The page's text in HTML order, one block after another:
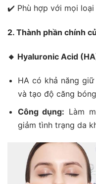
✔️ Phù hợp với mọi loại
2. Thành phần chính
🔸 Hyaluronic Acid
HA có khả năng
và tạo độ căng
Công dụng: Làm
giảm tình trạng da